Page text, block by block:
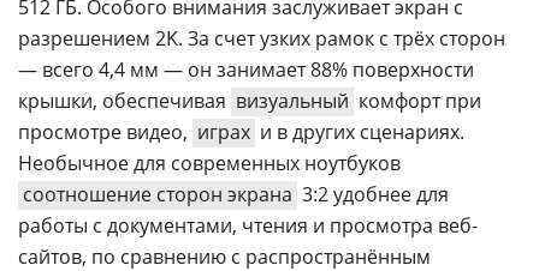
512 ГБ. Особого внимания заслуживает экран с
разрешением 2K. За счет узких рамок с трёх сторон
— всего 4,4 мм — он занимает 88% поверхности
крышки, обеспечивая визуальный комфорт при
просмотре видео, играх и в других сценариях.
Необычное для современных ноутбуков
соотношение сторон экрана 3:2 удобнее для
работы с документами, чтения и просмотра веб-
сайтов, по сравнению с распространённым